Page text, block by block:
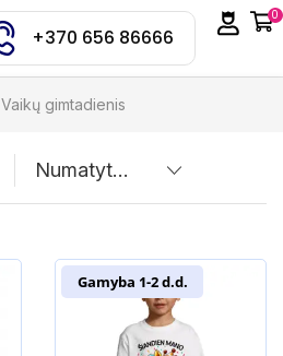
+370 656 86666
0
Vaikų gimtadienis
Gamyba 1-2 d.d.